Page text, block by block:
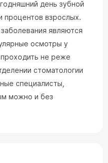
день зубной
процентов взрослых.
являются
осмотры у
не реже
стоматологии
специалисты,
можно и без